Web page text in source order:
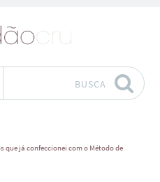
BUSCA
que já confeccionei com o Método de